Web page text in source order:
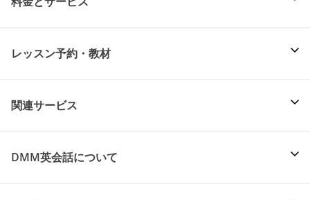
レッスン予約・教材
関連サービス
DMM英会話について